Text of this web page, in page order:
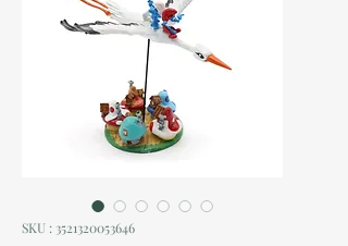
SKU : 3521320053646